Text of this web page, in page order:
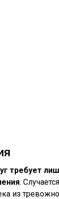
требует
.
из